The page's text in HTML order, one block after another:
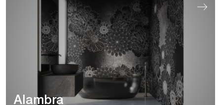
Alambra